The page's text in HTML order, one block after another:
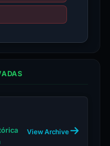
View Archive